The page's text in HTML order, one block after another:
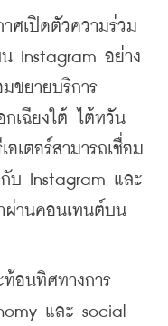
เปิดตัวความร่วม
Instagram อย่าง
ขยายบริการ
เฉียงใต้ ไต้หวัน
อเตอร์สามารถเชื่อม
บ Instagram และ
ผ่านคอนเทนต์บน
อนทิศทางการ
และ social